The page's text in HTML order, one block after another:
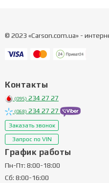
© 2023 «Carson.com.ua» -
Контакты
(095) 234 27 27
(068) 234 27 27
Заказать звонок
Запрос по VIN
График работы
Пн-Пт: 8:00-18:00
Сб: 8:00-16:00